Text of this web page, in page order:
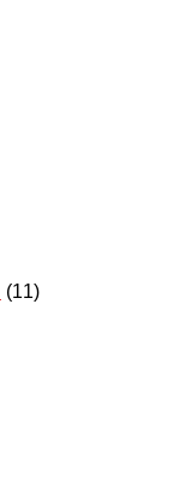
(11)